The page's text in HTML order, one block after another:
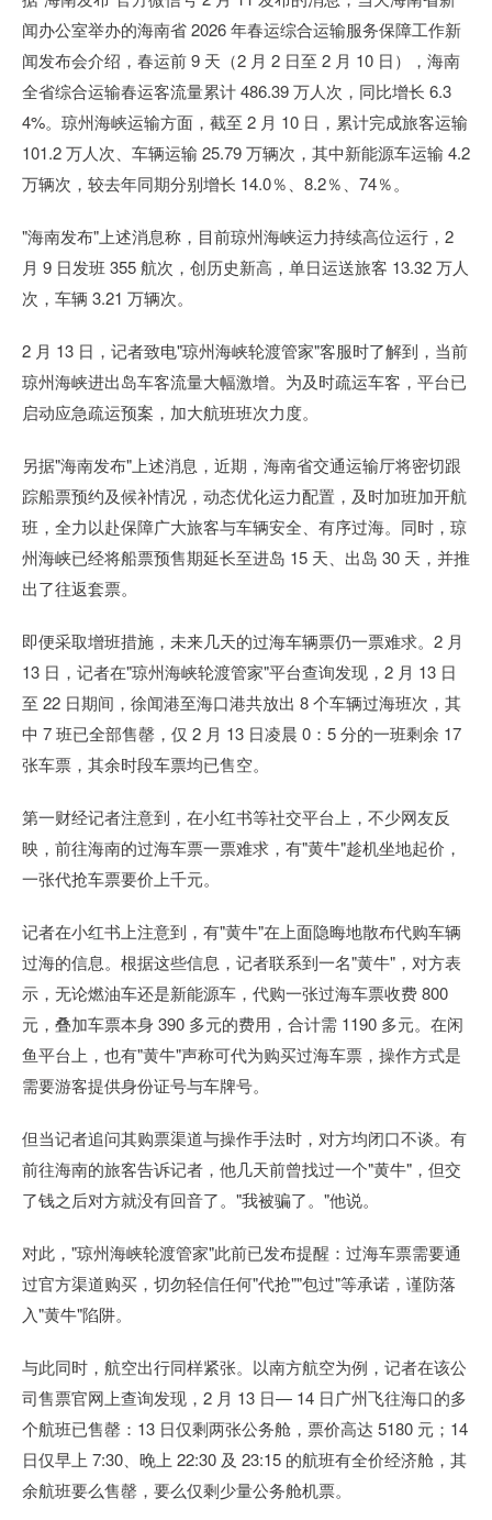
闻办公室举办的海南省 2026 年春运综合运输服务保障工作新
闻发布会介绍，春运前 9 天（2 月 2 日至 2 月 10 日），海南
全省综合运输春运客流量累计 486.39 万人次，同比增长 6.3
4%。琼州海峡运输方面，截至 2 月 10 日，累计完成旅客运输
101.2 万人次、车辆运输 25.79 万辆次，其中新能源车运输 4.2
万辆次，较去年同期分别增长 14.0％、8.2％、74％。
"海南发布"上述消息称，目前琼州海峡运力持续高位运行，2
月 9 日发班 355 航次，创历史新高，单日运送旅客 13.32 万人
次，车辆 3.21 万辆次。
2 月 13 日，记者致电"琼州海峡轮渡管家"客服时了解到，当前
琼州海峡进出岛车客流量大幅激增。为及时疏运车客，平台已
启动应急疏运预案，加大航班班次力度。
另据"海南发布"上述消息，近期，海南省交通运输厅将密切跟
踪船票预约及候补情况，动态优化运力配置，及时加班加开航
班，全力以赴保障广大旅客与车辆安全、有序过海。同时，琼
州海峡已经将船票预售期延长至进岛 15 天、出岛 30 天，并推
出了往返套票。
即便采取增班措施，未来几天的过海车辆票仍一票难求。2 月
13 日，记者在"琼州海峡轮渡管家"平台查询发现，2 月 13 日
至 22 日期间，徐闻港至海口港共放出 8 个车辆过海班次，其
中 7 班已全部售罄，仅 2 月 13 日凌晨 0：5 分的一班剩余 17
张车票，其余时段车票均已售空。
第一财经记者注意到，在小红书等社交平台上，不少网友反
映，前往海南的过海车票一票难求，有"黄牛"趁机坐地起价，
一张代抢车票要价上千元。
记者在小红书上注意到，有"黄牛"在上面隐晦地散布代购车辆
过海的信息。根据这些信息，记者联系到一名"黄牛"，对方表
示，无论燃油车还是新能源车，代购一张过海车票收费 800
元，叠加车票本身 390 多元的费用，合计需 1190 多元。在闲
鱼平台上，也有"黄牛"声称可代为购买过海车票，操作方式是
需要游客提供身份证号与车牌号。
但当记者追问其购票渠道与操作手法时，对方均闭口不谈。有
前往海南的旅客告诉记者，他几天前曾找过一个"黄牛"，但交
了钱之后对方就没有回音了。"我被骗了。"他说。
对此，"琼州海峡轮渡管家"此前已发布提醒：过海车票需要通
过官方渠道购买，切勿轻信任何"代抢""包过"等承诺，谨防落
入"黄牛"陷阱。
与此同时，航空出行同样紧张。以南方航空为例，记者在该公
司售票官网上查询发现，2 月 13 日— 14 日广州飞往海口的多
个航班已售罄：13 日仅剩两张公务舱，票价高达 5180 元；14
日仅早上 7:30、晚上 22:30 及 23:15 的航班有全价经济舱，其
余航班要么售罄，要么仅剩少量公务舱机票。